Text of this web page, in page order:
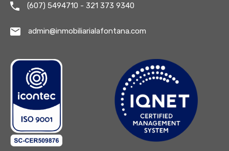
(607) 5494710 - 321 373 9340
admin@inmobiliarialafontana.com